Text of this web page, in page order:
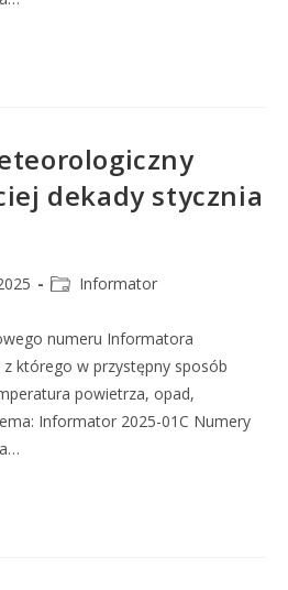
dekady stycznia
Informator
numeru Informatora
którego w przystępny sposób
powietrza, opad,
Informator 2025-01C Numery